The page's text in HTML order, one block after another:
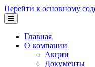
Перейти к основному
Главная
О компании
Акции
Документы